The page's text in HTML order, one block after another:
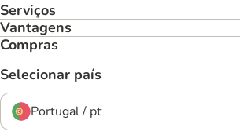
Serviços
Vantagens
Compras
Selecionar país
Portugal / pt